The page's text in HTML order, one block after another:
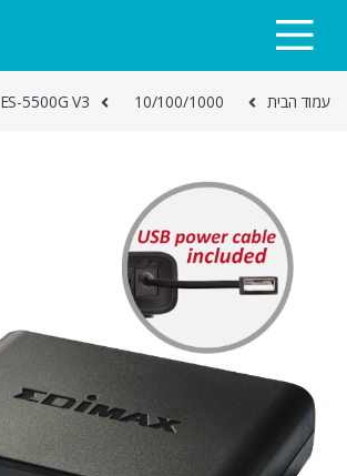
עמוד הבית 10/100/1000
ES-5500G V3